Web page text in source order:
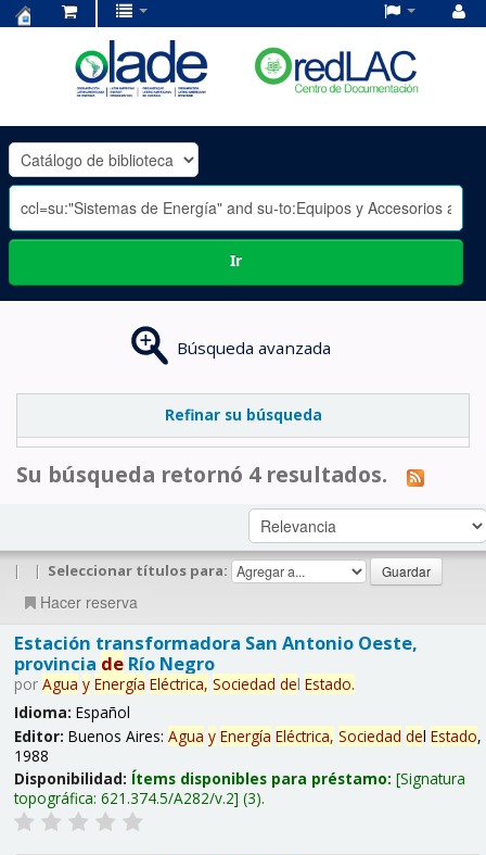
OLADE
-
Ir
Búsqueda avanzada
Refinar su búsqueda
Su búsqueda retornó 4 resultados.
| | Seleccionar títulos para:
Hacer reserva
Estación transformadora San Antonio Oeste,
provincia deRío Negro
por Agua y Energía Eléctrica, Sociedad del Estado.
Idioma: Español
Editor: Buenos Aires: Agua y Energía Eléctrica, Sociedad del Estado,
1988
Disponibilidad: Ítems disponibles para préstamo: Signatura
topográfica: 621.374.5/A282/v.2 (3).